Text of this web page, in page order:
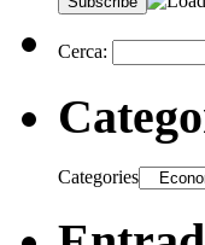
Cerca:
Categories